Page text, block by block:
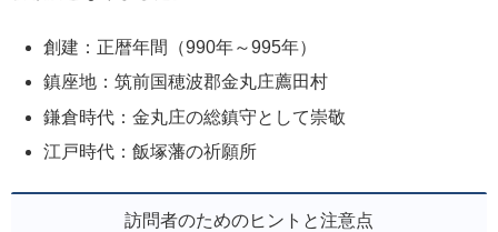
創建：正暦年間（990年～995年）
鎮座地：筑前国穂波郡金丸庄薦田村
鎌倉時代：金丸庄の総鎮守として崇敬
江戸時代：飯塚藩の祈願所
訪問者のためのヒントと注意点